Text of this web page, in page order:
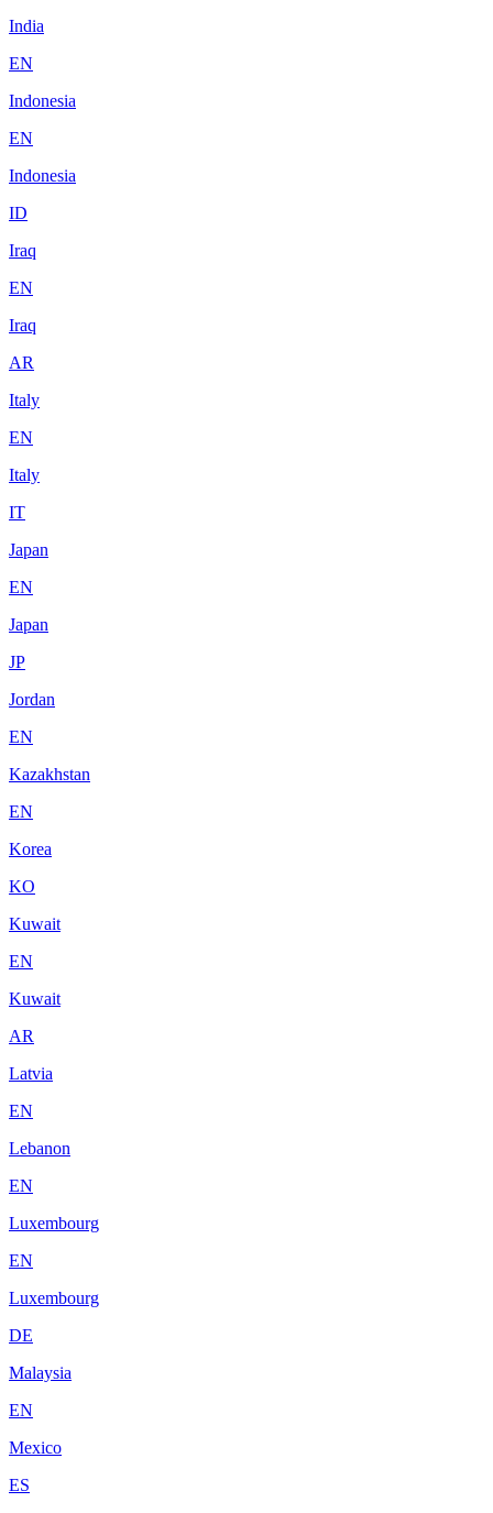
India
EN
Indonesia
EN
Indonesia
ID
Iraq
EN
Iraq
AR
Italy
EN
Italy
IT
Japan
EN
Japan
JP
Jordan
EN
Kazakhstan
EN
Korea
KO
Kuwait
EN
Kuwait
AR
Latvia
EN
Lebanon
EN
Luxembourg
EN
Luxembourg
DE
Malaysia
EN
Mexico
ES